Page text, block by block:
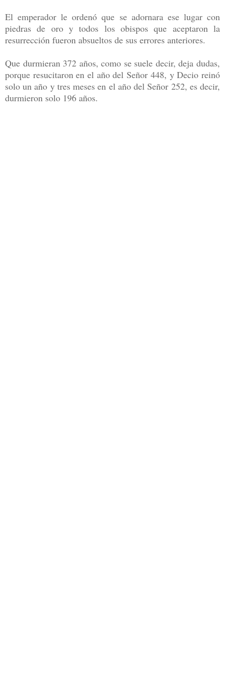
El emperador le ordenó que se adornara ese lugar con
piedras de oro y todos los obispos que aceptaron la
resurrección fueron absueltos de sus errores anteriores.
Que durmieran 372 años, como se suele decir, deja dudas,
porque resucitaron en el año del Señor 448, y Decio reinó
solo un año y tres meses en el año del Señor 252, es decir,
durmieron solo 196 años.